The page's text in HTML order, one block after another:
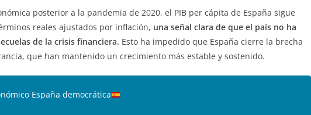
posterior a la pandemia de 2020, el PIB per cápita de España sigue
reales ajustados por inflación, una señal clara de que el país no ha
de la crisis financiera. Esto ha impedido que España cierre la brecha
que han mantenido un crecimiento más estable y sostenido.
España democrática